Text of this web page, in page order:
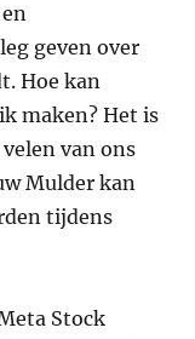
geven over
Hoe kan
maken? Het is
van ons
Mulder kan
tijdens
Stock